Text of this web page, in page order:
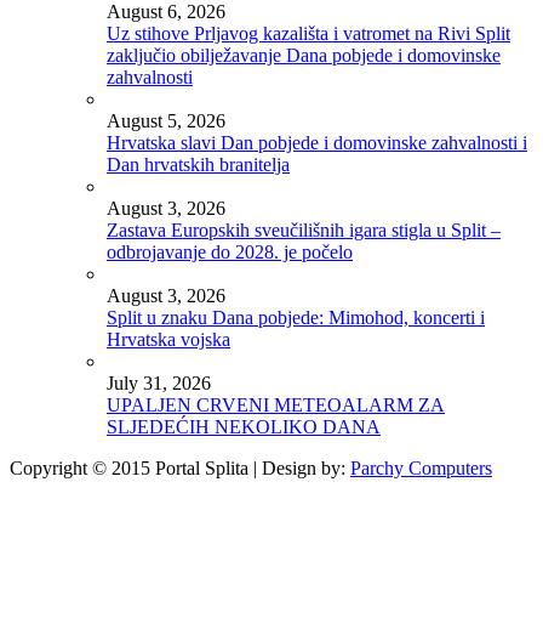
August 6, 2026
Uz stihove Prljavog kazališta i vatromet na Rivi Split
zaključio obilježavanje Dana pobjede i domovinske
zahvalnosti
August 5, 2026
Hrvatska slavi Dan pobjede i domovinske zahvalnosti i
Dan hrvatskih branitelja
August 3, 2026
Zastava Europskih sveučilišnih igara stigla u Split –
odbrojavanje do 2028. je počelo
August 3, 2026
Split u znaku Dana pobjede: Mimohod, koncerti i
Hrvatska vojska
July 31, 2026
UPALJEN CRVENI METEOALARM ZA
SLJEDEĆIH NEKOLIKO DANA
Copyright © 2015 Portal Splita | Design by: Parchy Computers